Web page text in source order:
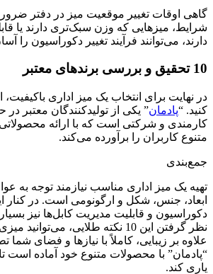
گاهی اوقات تغییر موقعیت میز در دفتر
شرایط، میزهایی که وزن سبک‌تری دارند یا
دارند، می‌توانند فرآیند تغییر دکوراسیون را
10 تحقیق و بررسی برندهای معتبر
در نهایت برای انتخاب یک میز اداری باکیفیت،
کنید. “پادمان” یکی از تولیدکنندگان معتبر در
کارمندی و شرکتی است که با ارائه محصولاتی
متنوع کاربران را برآورده می‌کند.
جمع‌بندی
تهیه یک میز اداری مناسب نیازمند توجه به
ابعاد، جنس، شکل و ارگونومی است. در کنار
دکوراسیون و قابلیت مدیریت کابل‌ها نیز بسیار
نظر گرفتن این 10 نکته طلایی،
علاوه بر زیبایی، کاملاً با نیازها و فضای شما
“پادمان” با محصولات متنوع خود آماده است
یاری کند.